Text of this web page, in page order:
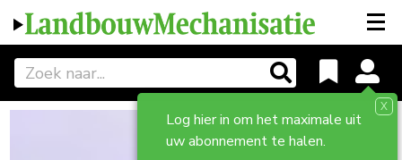
Log hier in om het maximale uit
uw abonnement te halen.
X